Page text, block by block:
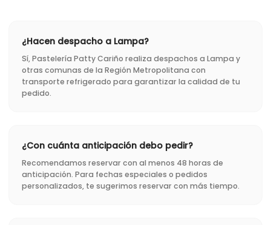
¿Hacen despacho a Lampa?
Sí, Pastelería Patty Cariño realiza despachos a Lampa y
otras comunas de la Región Metropolitana con
transporte refrigerado para garantizar la calidad de tu
pedido.
¿Con cuánta anticipación debo pedir?
Recomendamos reservar con al menos 48 horas de
anticipación. Para fechas especiales o pedidos
personalizados, te sugerimos reservar con más tiempo.